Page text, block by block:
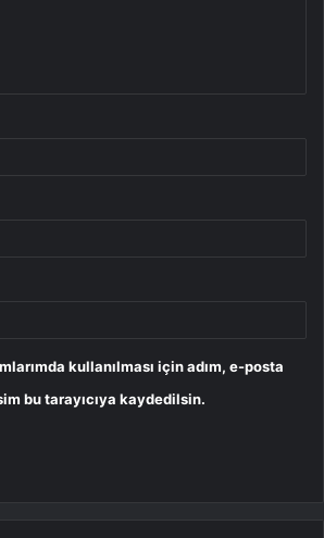
kullanılması için adım, e-posta
bu tarayıcıya kaydedilsin.